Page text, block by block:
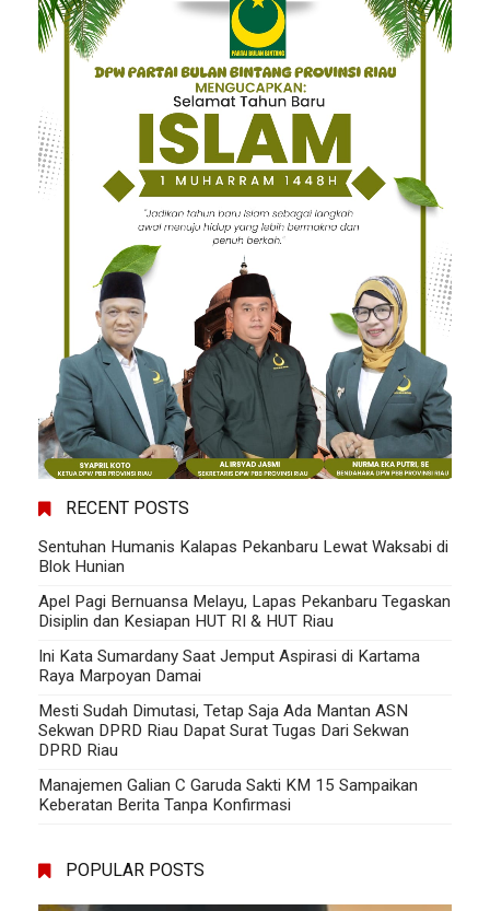
RECENT POSTS
Sentuhan Humanis Kalapas Pekanbaru Lewat Waksabi di
Blok Hunian
Apel Pagi Bernuansa Melayu, Lapas Pekanbaru Tegaskan
Disiplin dan Kesiapan HUT RI & HUT Riau
Ini Kata Sumardany Saat Jemput Aspirasi di Kartama
Raya Marpoyan Damai
Mesti Sudah Dimutasi, Tetap Saja Ada Mantan ASN
Sekwan DPRD Riau Dapat Surat Tugas Dari Sekwan
DPRD Riau
Manajemen Galian C Garuda Sakti KM 15 Sampaikan
Keberatan Berita Tanpa Konfirmasi
POPULAR POSTS